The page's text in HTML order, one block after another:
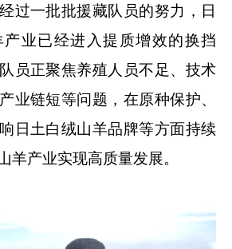
过一批批援藏队员的努力，日
产业已经进入提质增效的换挡
员正聚焦养殖人员不足、技术
业链短等问题，在原种保护、
日土白绒山羊品牌等方面持续
羊产业实现高质量发展。